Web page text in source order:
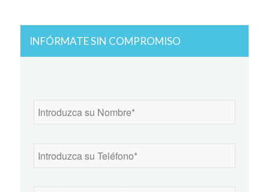
INFÓRMATE SIN COMPROMISO